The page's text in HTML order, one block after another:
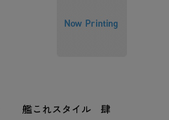
艦これスタイル 肆